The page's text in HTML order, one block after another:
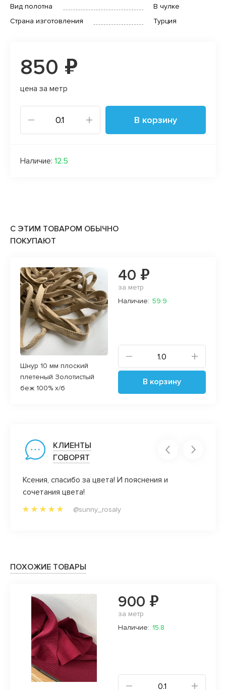
Вид полотна
В чулке
Страна изготовления
Турция
850 ₽
цена за метр
В корзину
Наличие: 12.5
С ЭТИМ ТОВАРОМ ОБЫЧНО
ПОКУПАЮТ
Шнур 10 мм плоский
плетеный Золотистый
беж 100% х/б
40 ₽
за метр
Наличие: 59.9
В корзину
КЛИЕНТЫ
ГОВОРЯТ
Ксения, спасибо за цвета! И пояснения и
сочетания цвета!
@sunny_rosaly
ПОХОЖИЕ ТОВАРЫ
900 ₽
за метр
Наличие: 15.8